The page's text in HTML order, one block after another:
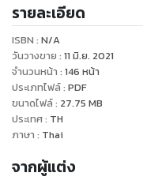
หญิงสาวตระหนก “ท่านรู้
ตะลึง เขารู้ได้อย่างไรว่า
เป็นอาอย่างหน้าตาเฉย ไ
“ทำไมข้าจะไม่รู้ มีอะไรบ้
แม้แต่ผู้หญิงสวยๆ อย่างเจ้
อัฟฟานเชยคางมนให้แหง
ด้วยอำนาจสะกดให้เธอแ
สิ้น
รายละเอียด
ISBN : N/A
วันวางขาย : 11 มิ.ย. 2021
จำนวนหน้า : 146 หน้า
ประเภทไฟล์: PDF
ขนาดไฟล์: 27.75 MB
ประเทศ: TH
ภาษา : Thai
จากผู้แต่ง